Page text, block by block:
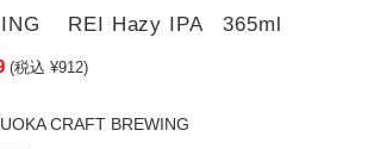
REI Hazy IPA 365ml
(税込 ¥912)
CRAFT BREWING